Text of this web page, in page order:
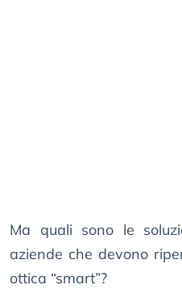
Ma quali sono le
aziende che devono
ottica “smart”?